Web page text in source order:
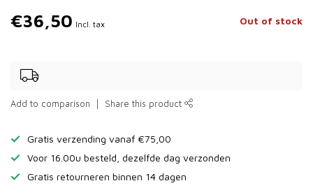
€36,50 Incl. tax Out of stock
Add to comparison Share this product
Gratis verzending vanaf €75,00
Voor 16.00u besteld, dezelfde dag verzonden
Gratis retourneren binnen 14 dagen